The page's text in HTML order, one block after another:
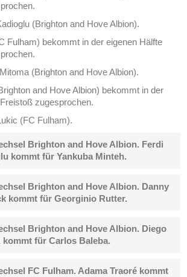
(Brighton and Hove Albion).
Fulham) bekommt in der eigenen Hälfte
(Brighton and Hove Albion).
and Hove Albion) bekommt in der
zugesprochen.
(FC Fulham).
Brighton and Hove Albion. Ferdi
kommt für Yankuba Minteh.
Brighton and Hove Albion. Danny
kommt für Georginio Rutter.
Brighton and Hove Albion. Diego
kommt für Carlos Baleba.
FC Fulham. Adama Traoré kommt